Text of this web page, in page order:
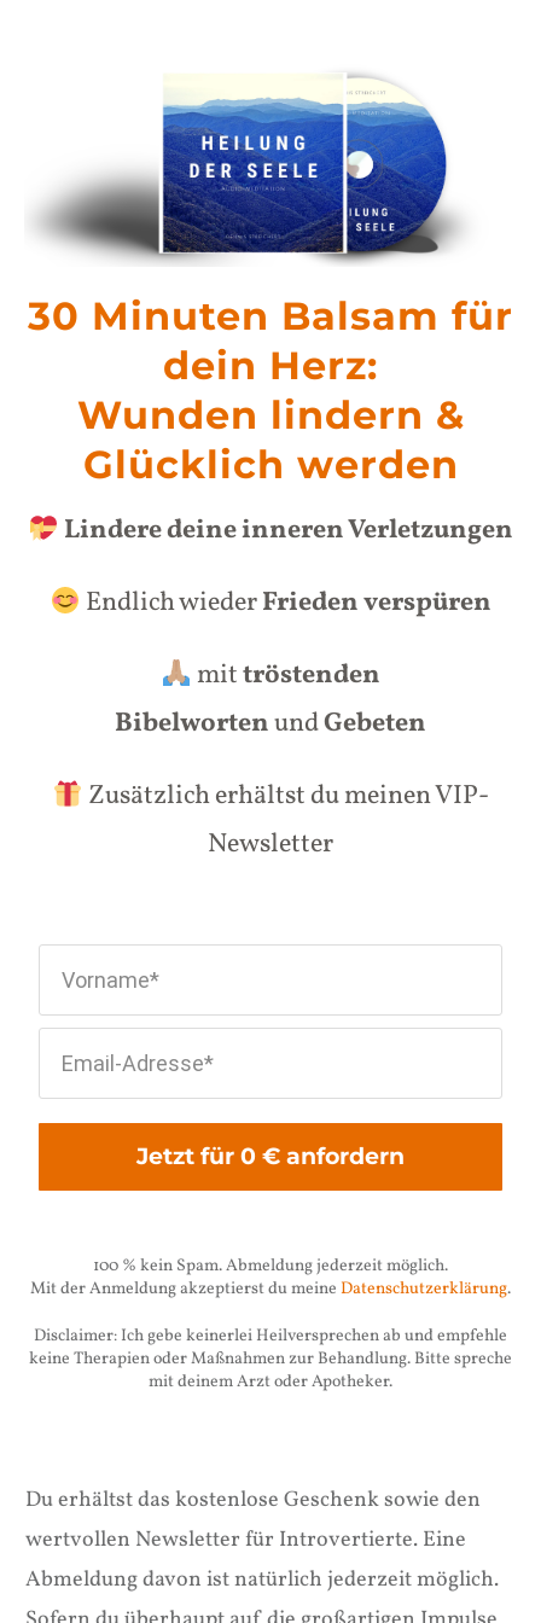
30 Minuten Balsam für
dein Herz:
Wunden lindern &
Glücklich werden
Lindere deine inneren Verletzungen
Endlich wiederFrieden verspüren
mittröstenden
BibelwortenundGebeten
Zusätzlich erhältst du meinen VIP-
Newsletter
Jetzt für 0 € anfordern
100 % kein Spam. Abmeldung jederzeit möglich.
Mit der Anmeldung akzeptierst du meine Datenschutzerklärung.
Disclaimer: Ich gebe keinerlei Heilversprechen ab und empfehle
keine Therapien oder Maßnahmen zur Behandlung. Bitte spreche
mit deinem Arzt oder Apotheker.
Du erhältst das kostenlose Geschenk sowie den
wertvollen Newsletter für Introvertierte. Eine
Abmeldung davon ist natürlich jederzeit möglich.